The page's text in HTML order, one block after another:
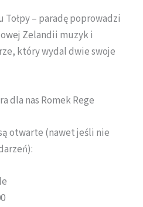
Tołpy – paradę poprowadzi
Zelandii muzyk i
który wydal dwie swoje
dla nas Romek Rege
otwarte (nawet jeśli nie